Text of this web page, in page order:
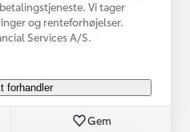
Vi tager
og renteforhøjelser.
Services A/S.
forhandler
Gem